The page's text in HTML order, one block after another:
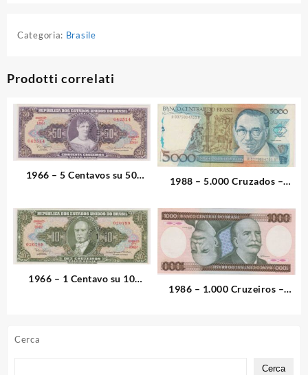
Cerca
Cerca
Categoria: Brasile
Prodotti correlati
1966 – 5 Centavos su 50
1988 – 5.000 Cruzados –
1966 – 1 Centavo su 10
1986 – 1.000 Cruzeiros –